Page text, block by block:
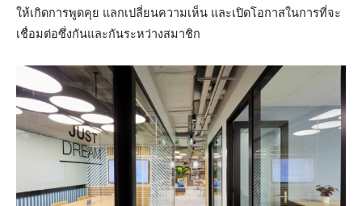
ให้เกิดการพูดคุย แลกเปลี่ยนความเห็น และเปิดโอกาสในการที่จะ
เชื่อมต่อซึ่งกันและกันระหว่างสมาชิก